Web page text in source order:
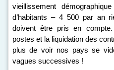
vieillissement
d’habitants – 4 500 par an
doivent être pris en
postes et la liquidation des
plus de voir nos pays se
vagues successives !